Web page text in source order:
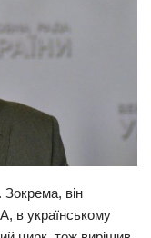
він
в українському